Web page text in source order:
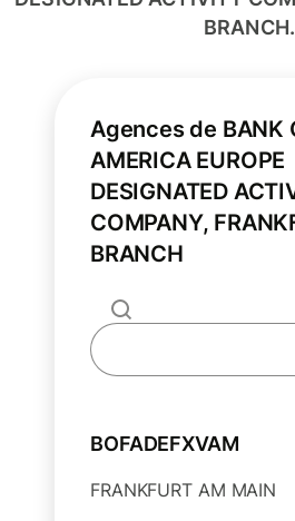
BRANCH.
Agences de BANK
AMERICA EUROPE
DESIGNATED
COMPANY,
BRANCH
BOFADEFXVAM
FRANKFURT AM MAIN